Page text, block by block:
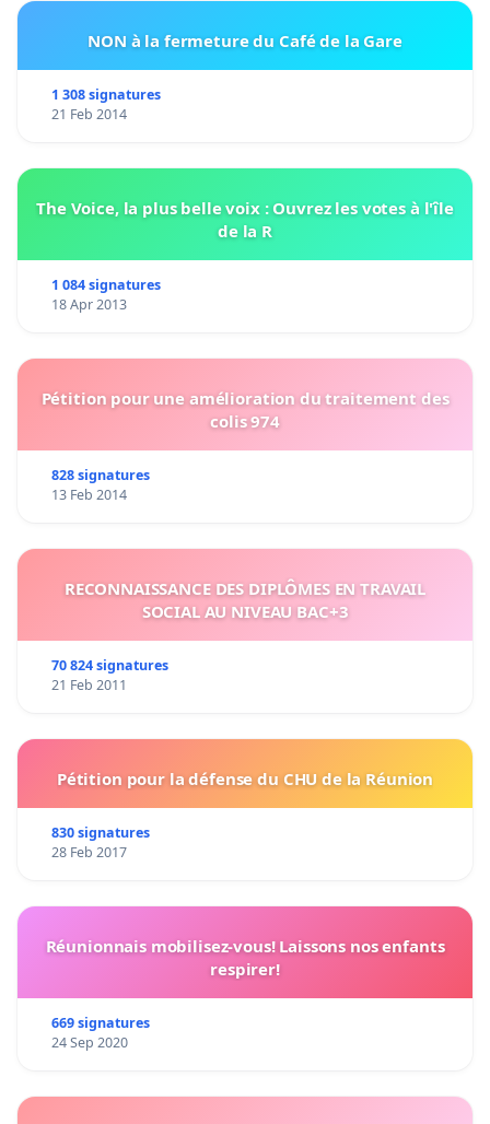
NON à la fermeture du Café de la Gare
1 308 signatures
21 Feb 2014
The Voice, la plus belle voix : Ouvrez les votes à l'île
de la R
1 084 signatures
18 Apr 2013
Pétition pour une amélioration du traitement des
colis 974
828 signatures
13 Feb 2014
RECONNAISSANCE DES DIPLÔMES EN TRAVAIL
SOCIAL AU NIVEAU BAC+3
70 824 signatures
21 Feb 2011
Pétition pour la défense du CHU de la Réunion
830 signatures
28 Feb 2017
Réunionnais mobilisez-vous! Laissons nos enfants
respirer!
669 signatures
24 Sep 2020